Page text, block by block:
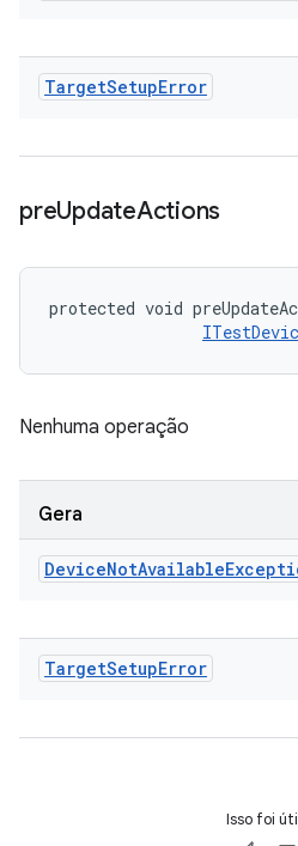
TargetSetupError
preUpdateActions
protected void
Nenhuma operação
Gera
DeviceNotAvailable
TargetSetupError
Isso foi